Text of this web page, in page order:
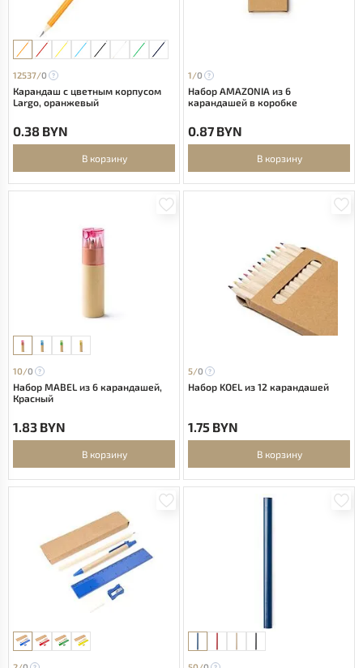
12537/0
Карандаш с цветным корпусом
Largo, оранжевый
0.38 BYN
В корзину
1/0
Набор AMAZONIA из 6
карандашей в коробке
0.87 BYN
В корзину
10/0
Набор MABEL из 6 карандашей,
Красный
1.83 BYN
В корзину
5/0
Набор KOEL из 12 карандашей
1.75 BYN
В корзину